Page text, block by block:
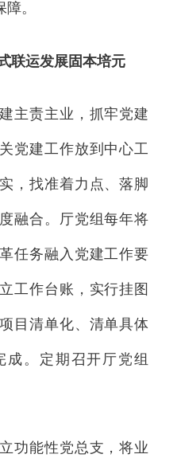
。
运发展固本培元
责主业，抓牢党建
党建工作放到中心工
，找准着力点、落脚
融合。厅党组每年将
任务融入党建工作要
工作台账，实行挂图
目清单化、清单具体
。定期召开厅党组
能性党总支，将业